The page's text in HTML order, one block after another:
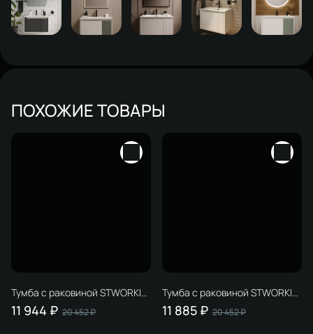
ПОХОЖИЕ ТОВАРЫ
Тумба с раковиной STWORKI
Мурманск 60 (FR2)
подвесная, антрацит
11 944 ₽ 20 452 ₽
Тумба с раковиной STWORKI
Мурманск 60 (FR2)
подвесная, белая, антрацит
11 885 ₽ 20 452 ₽